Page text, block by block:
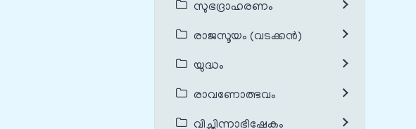
സുഭദ്രാഹരണം
രാജസൂയം (വടക്കൻ)
യുദ്ധം
രാവണോത്ഭവം
വിച്ഛിന്നാഭിഷേകം